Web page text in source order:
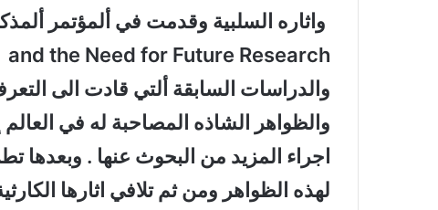
والدراسات السابقة ألتي قادت الى
والظواهر الشاذه المصاحبة له في العالم
اجراء المزيد من البحوث عنها . وبعدها
لهذه الظواهر ومن ثم تلافي اثارها